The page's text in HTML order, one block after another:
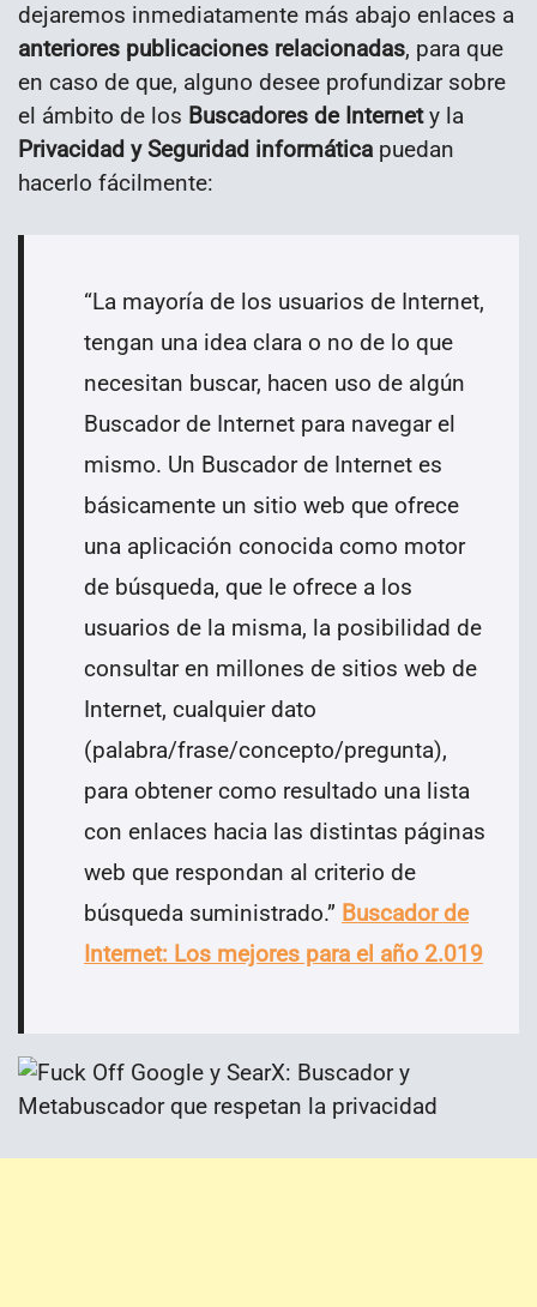
dejaremos inmediatamente más abajo enlaces a
anteriores publicaciones relacionadas, para que
en caso de que, alguno desee profundizar sobre
el ámbito de los Buscadores de Internety la
Privacidad y Seguridad informática puedan
hacerlo fácilmente:
“La mayoría de los usuarios de Internet,
tengan una idea clara o no de lo que
necesitan buscar, hacen uso de algún
Buscador de Internet para navegar el
mismo. Un Buscador de Internet es
básicamente un sitio web que ofrece
una aplicación conocida como motor
de búsqueda, que le ofrece a los
usuarios de la misma, la posibilidad de
consultar en millones de sitios web de
Internet, cualquier dato
(palabra/frase/concepto/pregunta),
para obtener como resultado una lista
con enlaces hacia las distintas páginas
web que respondan al criterio de
búsqueda suministrado.” Buscador de
Internet: Los mejores para el año 2.019